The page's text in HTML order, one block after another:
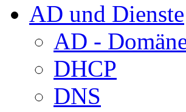
AD und Dienste
AD -
DHCP
DNS